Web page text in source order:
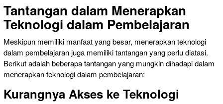
Tantangan dalam Menerapkan
Teknologi dalam Pembelajaran
Meskipun memiliki manfaat yang besar, menerapkan teknologi
dalam pembelajaran juga memiliki tantangan yang perlu diatasi.
Berikut adalah beberapa tantangan yang mungkin dihadapi dalam
menerapkan teknologi dalam pembelajaran:
Kurangnya Akses ke Teknologi